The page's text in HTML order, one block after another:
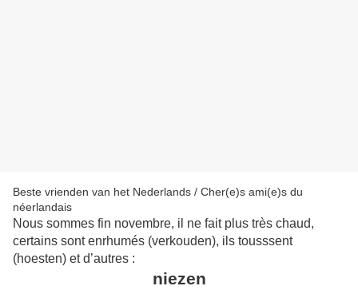
Beste vrienden van het Nederlands / Cher(e)s ami(e)s du
néerlandais
Nous sommes fin novembre, il ne fait plus très chaud,
certains sont enrhumés (verkouden), ils tousssent
(hoesten) et d’autres :
niezen